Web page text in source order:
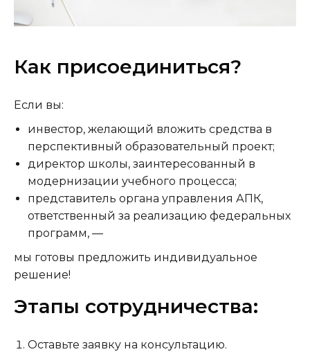
Как присоединиться?
Если вы:
инвестор, желающий вложить средства в
перспективный образовательный проект;
директор школы, заинтересованный в
модернизации учебного процесса;
представитель органа управления АПК,
ответственный за реализацию федеральных
программ, —
мы готовы предложить индивидуальное
решение!
Этапы сотрудничества:
Оставьте заявку на консультацию.